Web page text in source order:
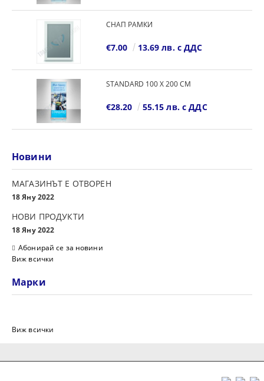
СНАП РАМКИ
€7.00 13.69 лв. с ДДС
STANDARD 100 Х 200 СМ
€28.20 55.15 лв. с ДДС
Новини
МАГАЗИНЪТ Е ОТВОРЕН
18 Яну 2022
НОВИ ПРОДУКТИ
18 Яну 2022
Абонирай се за новини
Виж всички
Марки
Виж всички